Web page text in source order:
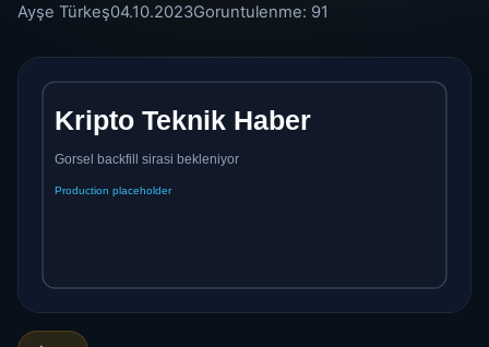
Ayşe Türkeş04.10.2023Goruntulenme: 91